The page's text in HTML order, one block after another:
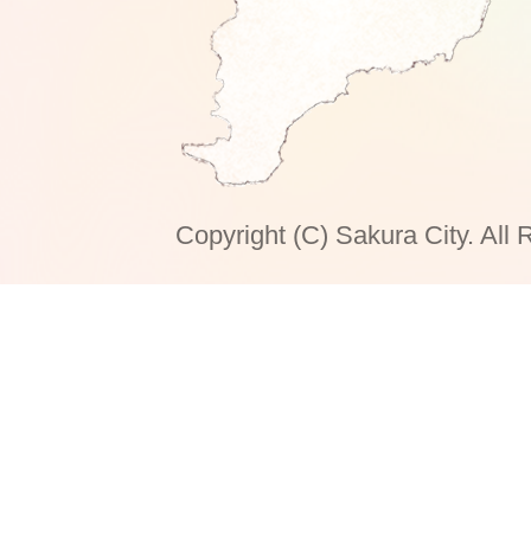
Copyright (C) Sakura City. All